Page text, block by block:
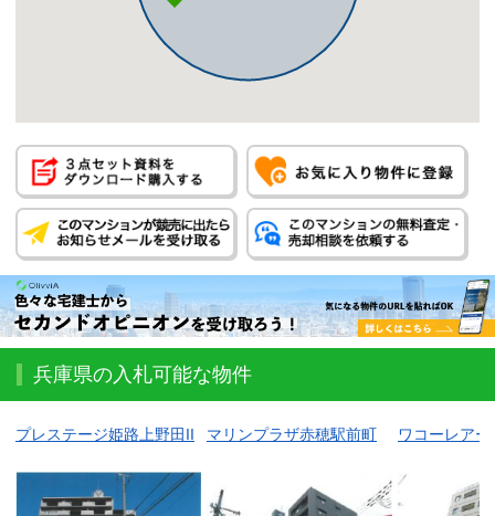
兵庫県の入札可能な物件
プレステージ姫路上野田II マリンプラザ赤穂駅前町 ワコーレア